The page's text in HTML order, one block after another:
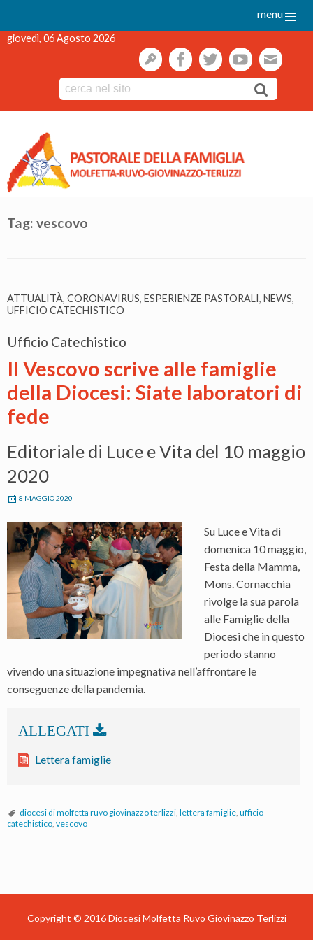
menu
giovedì, 06 Agosto 2026
gestionefacebooktwitteryoutube
Tag: vescovo
ATTUALITÀ, CORONAVIRUS, ESPERIENZE PASTORALI, NEWS,
UFFICIO CATECHISTICO
Ufficio Catechistico
Il Vescovo scrive alle famiglie
della Diocesi: Siate laboratori di
fede
Editoriale di Luce e Vita del 10 maggio
2020
8 MAGGIO 2020
Su Luce e Vita di
domenica 10 maggio,
Festa della Mamma,
Mons. Cornacchia
rivolge la sua parola
alle Famiglie della
Diocesi che in questo
periodo stanno
vivendo una situazione impegnativa nell’affrontare le
conseguenze della pandemia.
Lettera famiglie
diocesi di molfetta ruvo giovinazzo terlizzi lettera famiglie ufficio
catechistico vescovo
Copyright © 2016Diocesi Molfetta Ruvo Giovinazzo Terlizzi